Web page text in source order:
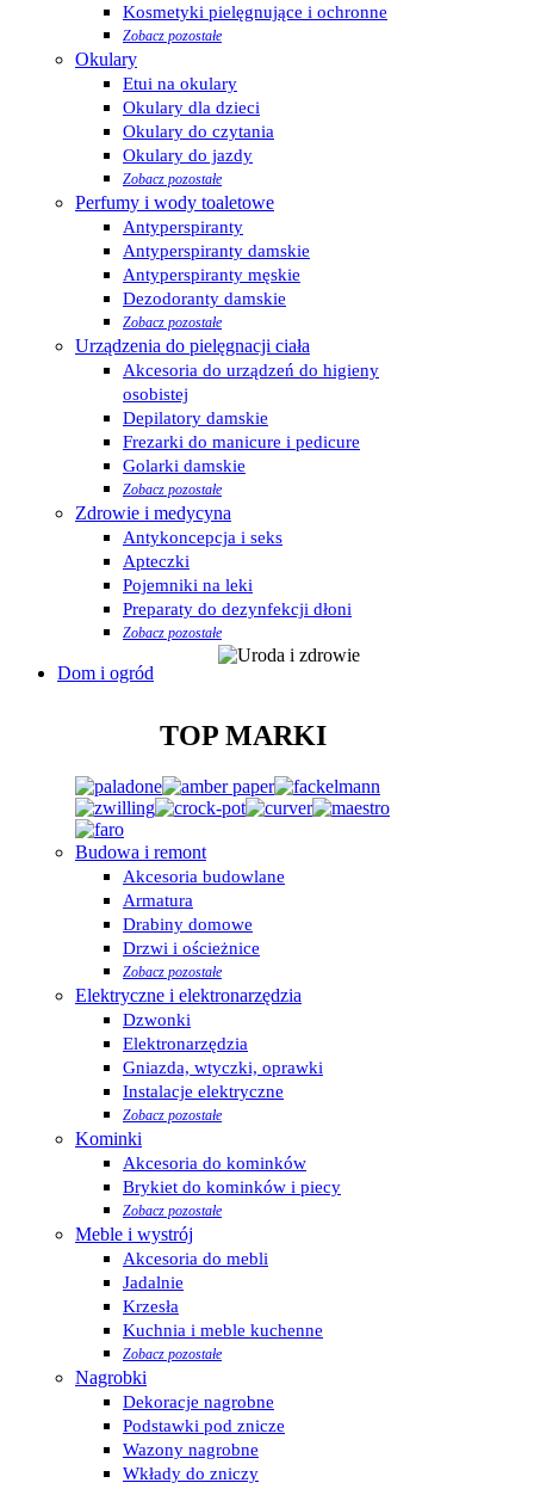
Kosmetyki pielęgnujące i ochronne
Zobacz pozostałe
Okulary
Etui na okulary
Okulary dla dzieci
Okulary do czytania
Okulary do jazdy
Zobacz pozostałe
Perfumy i wody toaletowe
Antyperspiranty
Antyperspiranty damskie
Antyperspiranty męskie
Dezodoranty damskie
Zobacz pozostałe
Urządzenia do pielęgnacji ciała
Akcesoria do urządzeń do higieny
osobistej
Depilatory damskie
Frezarki do manicure i pedicure
Golarki damskie
Zobacz pozostałe
Zdrowie i medycyna
Antykoncepcja i seks
Apteczki
Pojemniki na leki
Preparaty do dezynfekcji dłoni
Zobacz pozostałe
Dom i ogród
TOP MARKI
Budowa i remont
Akcesoria budowlane
Armatura
Drabiny domowe
Drzwi i ościeżnice
Zobacz pozostałe
Elektryczne i elektronarzędzia
Dzwonki
Elektronarzędzia
Gniazda, wtyczki, oprawki
Instalacje elektryczne
Zobacz pozostałe
Kominki
Akcesoria do kominków
Brykiet do kominków i piecy
Zobacz pozostałe
Meble i wystrój
Akcesoria do mebli
Jadalnie
Krzesła
Kuchnia i meble kuchenne
Zobacz pozostałe
Nagrobki
Dekoracje nagrobne
Podstawki pod znicze
Wazony nagrobne
Wkłady do zniczy